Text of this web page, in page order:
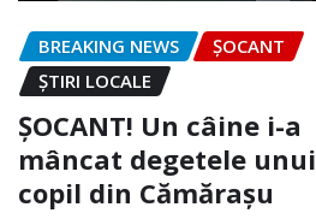
BREAKING NEWS
ȘOCANT
ȘTIRI LOCALE
ȘOCANT! Un câine i-a
mâncat degetele unui
copil din Cămărașu